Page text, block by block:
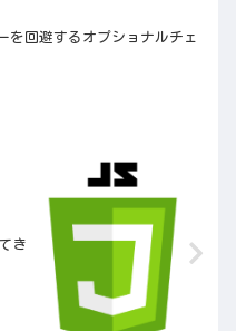
回避するオプショナルチェ
き